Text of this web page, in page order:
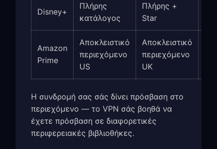
Disney+
Πλήρης
κατάλογος
Πλήρης +
Star
Amazon
Prime
Αποκλειστικό
περιεχόμενο
US
Αποκλειστικό
περιεχόμενο
UK
Η συνδρομή σας σάς δίνει πρόσβαση στο
περιεχόμενο — το VPN σάς βοηθά να
έχετε πρόσβαση σε διαφορετικές
περιφερειακές βιβλιοθήκες.